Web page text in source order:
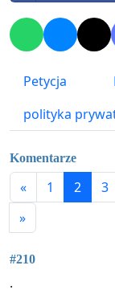
Petycja
polityka
Komentarze
« 1 2 3
»
#210
.